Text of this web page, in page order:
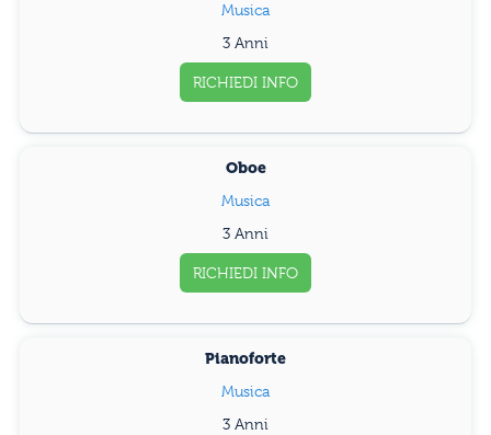
Musica
3 Anni
RICHIEDI INFO
Oboe
Musica
3 Anni
RICHIEDI INFO
Pianoforte
Musica
3 Anni